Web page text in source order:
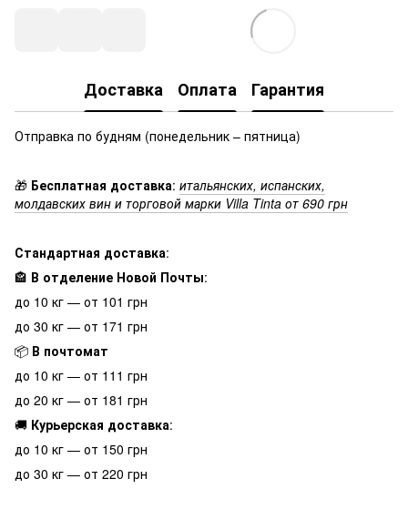
Доставка Оплата Гарантия
Отправка по будням (понедельник – пятница)
🎁 Бесплатная доставка: итальянских, испанских,
молдавских вин и торговой марки Villa Tinta от 690 грн
Стандартная доставка:
🏤 В отделение Новой Почты:
до 10 кг — от 101 грн
до 30 кг — от 171 грн
📦 В почтомат
до 10 кг — от 111 грн
до 20 кг — от 181 грн
🚚 Курьерская доставка:
до 10 кг — от 150 грн
до 30 кг — от 220 грн